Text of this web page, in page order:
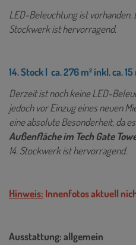
LED-Beleuchtung ist vorhanden.
Stockwerk ist hervorragend.
14. Stock | ca. 276 m² inkl. ca. 15
Derzeit ist noch keine LED-
jedoch vor Einzug eines neuen
eine absolute Besonderheit, da
Außenfläche im Tech Gate
14. Stockwerk ist hervorragend.
Hinweis: Innenfotos aktuell
Ausstattung: allgemein